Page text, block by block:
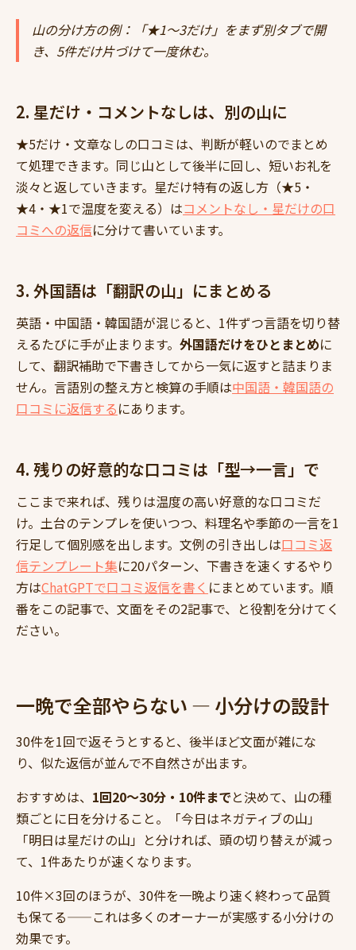
山の分け方の例：「★1〜3だけ」をまず別タブで開
き、5件だけ片づけて一度休む。
2. 星だけ・コメントなしは、別の山に
★5だけ・文章なしの口コミは、判断が軽いのでまとめ
て処理できます。同じ山として後半に回し、短いお礼を
淡々と返していきます。星だけ特有の返し方（★5・
★4・★1で温度を変える）はコメントなし・星だけの口
コミへの返信に分けて書いています。
3. 外国語は「翻訳の山」にまとめる
英語・中国語・韓国語が混じると、1件ずつ言語を切り替
えるたびに手が止まります。 外国語だけをひとまとめに
して、翻訳補助で下書きしてから一気に返すと詰まりま
せん。言語別の整え方と検算の手順は中国語・韓国語の
口コミに返信するにあります。
4. 残りの好意的な口コミは「型→一言」で
ここまで来れば、残りは温度の高い好意的な口コミだ
け。土台のテンプレを使いつつ、料理名や季節の一言を1
行足して個別感を出します。文例の引き出しは口コミ返
信テンプレート集に20パターン、下書きを速くするやり
方はChatGPTで口コミ返信を書く にまとめています。順
番をこの記事で、文面をその2記事で、と役割を分けてく
ださい。
一晩で全部やらない — 小分けの設計
30件を1回で返そうとすると、後半ほど文面が雑にな
り、似た返信が並んで不自然さが出ます。
おすすめは、 1回20〜30分・10件までと決めて、山の種
類ごとに日を分けること。「今日はネガティブの山」
「明日は星だけの山」と分ければ、頭の切り替えが減っ
て、1件あたりが速くなります。
10件×3回のほうが、30件を一晩より速く終わって品質
も保てる——これは多くのオーナーが実感する小分けの
効果です。